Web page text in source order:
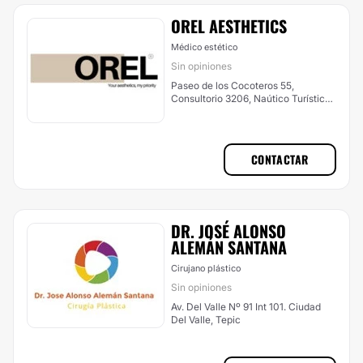
OREL AESTHETICS
Médico estético
Sin opiniones
Paseo de los Cocoteros 55,
Consultorio 3206, Naútico Turístico.
CONTACTAR
DR. JOSÉ ALONSO
ALEMÁN SANTANA
Cirujano plástico
Sin opiniones
Av. Del Valle Nº 91 Int 101. Ciudad
Del Valle, Tepic